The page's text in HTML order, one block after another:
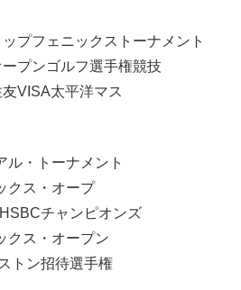
プフェニックストーナメント
プンゴルフ選手権競技
VISA太平洋マス
ル・トーナメント
クス・オープ
チャンピオンズ
クス・オープン
トン招待選手権